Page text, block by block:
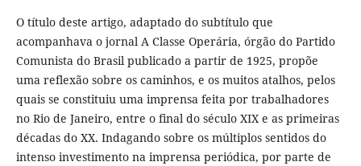
O título deste artigo, adaptado do subtítulo que
acompanhava o jornal A Classe Operária, órgão do Partido
Comunista do Brasil publicado a partir de 1925, propõe
uma reflexão sobre os caminhos, e os muitos atalhos, pelos
quais se constituiu uma imprensa feita por trabalhadores
no Rio de Janeiro, entre o final do século XIX e as primeiras
décadas do XX. Indagando sobre os múltiplos sentidos do
intenso investimento na imprensa periódica, por parte de